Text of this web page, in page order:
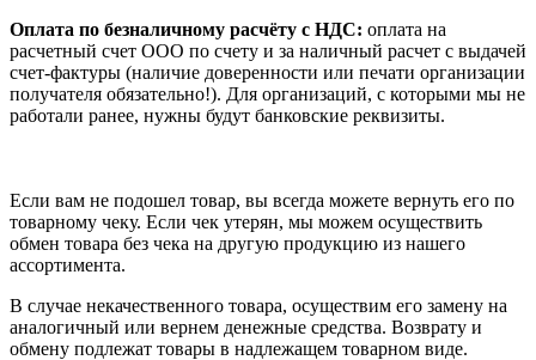
Оплата по безналичному расчёту с НДС: оплата на
расчетный счет ООО по счету и за наличный расчет с выдачей
счет-фактуры (наличие доверенности или печати организации
получателя обязательно!). Для организаций, с которыми мы не
работали ранее, нужны будут банковские реквизиты.
Если вам не подошел товар, вы всегда можете вернуть его по
товарному чеку. Если чек утерян, мы можем осуществить
обмен товара без чека на другую продукцию из нашего
ассортимента.
В случае некачественного товара, осуществим его замену на
аналогичный или вернем денежные средства. Возврату и
обмену подлежат товары в надлежащем товарном виде.